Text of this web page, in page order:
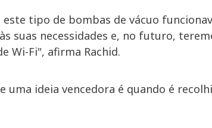
este tipo de bombas de vácuo
suas necessidades e, no futuro,
Wi-Fi", afirma Rachid.
uma ideia vencedora é quando é